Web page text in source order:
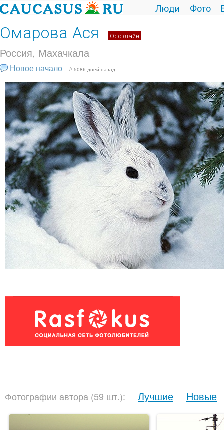
Люди Фото
Омарова Ася Оффлайн
Россия, Махачкала
Новое начало // 5086 дней назад
Фотографии автора (59 шт.): Лучшие Новые